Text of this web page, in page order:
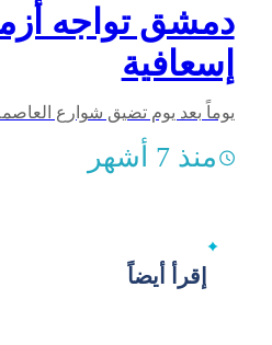
دمشق تواجه
إسعافية
منذ 7 أشهر
إقرأ أيضاً